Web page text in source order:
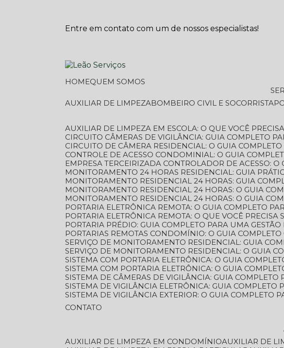
Entre em contato com um de nossos especialistas!
HOME
QUEM SOMOS
AUXILIAR DE LIMPEZA
BOMBEIRO CIVIL E SOCORRISTA
AUXILIAR DE LIMPEZA EM ESCOLA: O QUE VOCÊ
CIRCUITO CÂMERAS DE VIGILÂNCIA: GUIA COMPLETO
CIRCUITO DE CÂMERA RESIDENCIAL: O GUIA
CONTROLE DE ACESSO CONDOMINIAL: O GUIA
EMPRESA TERCEIRIZADA CONTROLADOR DE ACESSO: O
MONITORAMENTO 24 HORAS RESIDENCIAL: GUIA
MONITORAMENTO RESIDENCIAL 24 HORAS: GUIA
MONITORAMENTO RESIDENCIAL 24 HORAS: O GUIA
MONITORAMENTO RESIDENCIAL 24 HORAS: O GUIA
PORTARIA ELETRÔNICA REMOTA: O GUIA COMPLETO
PORTARIA ELETRÔNICA REMOTA: O QUE VOCÊ PRECISA
PORTARIA PRÉDIO: GUIA COMPLETO PARA UMA
PORTARIAS REMOTAS CONDOMÍNIO: O GUIA
SERVIÇO DE MONITORAMENTO RESIDENCIAL: GUIA
SERVIÇO DE MONITORAMENTO RESIDENCIAL: O GUIA
SISTEMA COM PORTARIA ELETRÔNICA: O GUIA
SISTEMA COM PORTARIA ELETRÔNICA: O GUIA
SISTEMA DE CÂMERAS DE VIGILÂNCIA: GUIA COMPLETO
SISTEMA DE VIGILÂNCIA ELETRÔNICA: GUIA COMPLETO
SISTEMA DE VIGILÂNCIA EXTERIOR: O GUIA COMPLETO
CONTATO
AUXILIAR DE LIMPEZA EM CONDOMÍNIO
AUXILIAR DE